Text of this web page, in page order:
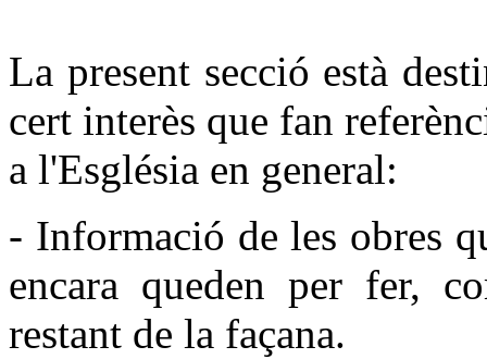
La present secció està
cert interès que fan
a l'Església en general:
- Informació de les obres
encara queden per fer,
restant de la façana.